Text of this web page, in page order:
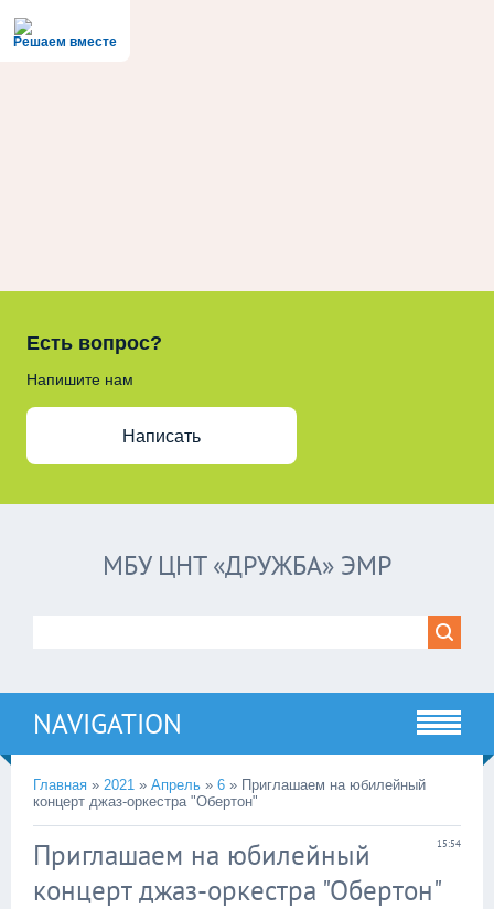
Решаем вместе
Есть вопрос?
Напишите нам
Написать
МБУ ЦНТ «ДРУЖБА» ЭМР
NAVIGATION
Главная » 2021 » Апрель » 6 » Приглашаем на юбилейный
концерт джаз-оркестра "Обертон"
15:54
Приглашаем на юбилейный
концерт джаз-оркестра "Обертон"